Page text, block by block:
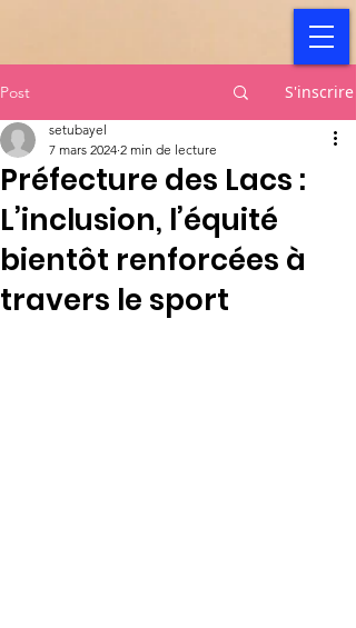
Post S'inscrire
Préfecture des Lacs :
L’inclusion, l’équité
bientôt renforcées à
travers le sport
setubayel
7 mars 2024 2 min de lecture